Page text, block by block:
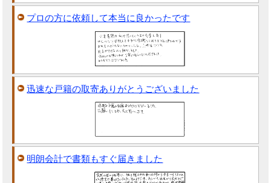
プロの方に依頼して本当に良かったです
迅速な戸籍の取寄ありがとうございました
明朗会計で書類もすぐ届きました